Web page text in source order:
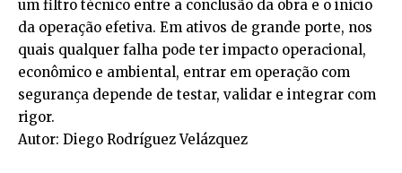
um filtro técnico entre a conclusão da obra e o início
da operação efetiva. Em ativos de grande porte, nos
quais qualquer falha pode ter impacto operacional,
econômico e ambiental, entrar em operação com
segurança depende de testar, validar e integrar com
rigor.
Autor: Diego Rodríguez Velázquez